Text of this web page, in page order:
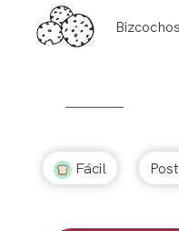
Fácil